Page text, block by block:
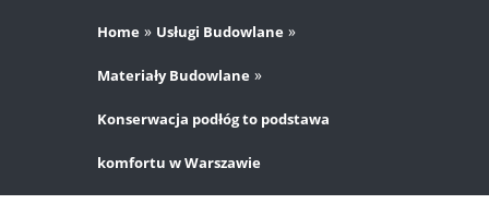
Home » Usługi Budowlane »
Materiały Budowlane »
Konserwacja podłóg to podstawa
komfortu w Warszawie